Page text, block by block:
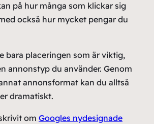
på hur många som klickar sig
också hur mycket pengar du
bara placeringen som är viktig,
annonstyp du använder. Genom
annonsformat kan du alltså
dramatiskt.
om Googles nydesignade